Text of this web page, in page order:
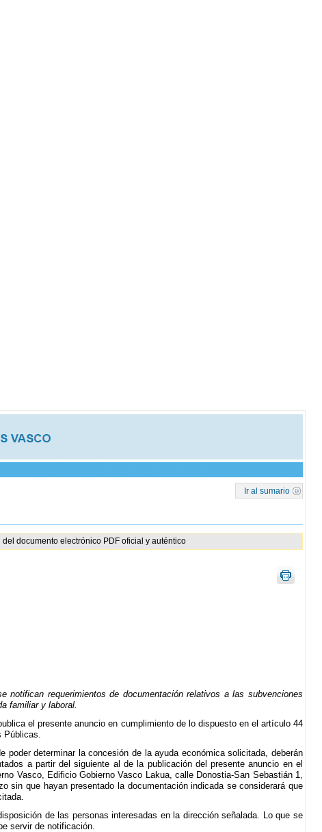
Ir al sumario
documento electrónico PDF oficial y auténtico
requerimientos de documentación relativos a las subvenciones
familiar y laboral.
el presente anuncio en cumplimiento de lo dispuesto en el artículo 44
determinar la concesión de la ayuda económica solicitada, deberán
a partir del siguiente al de la publicación del presente anuncio en el
Vasco, Edificio Gobierno Vasco Lakua, calle Donostia-San Sebastián 1,
sin que hayan presentado la documentación indicada se considerará que
de las personas interesadas en la dirección señalada. Lo que se
servir de notificación.